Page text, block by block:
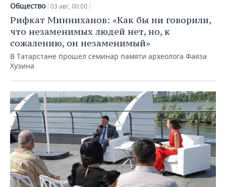
Общество 03 авг, 00:00
Рифкат Минниханов: «Как бы ни говорили,
что незаменимых людей нет, но, к
сожалению, он незаменимый»
В Татарстане прошел семинар памяти археолога Фаяза
Хузина